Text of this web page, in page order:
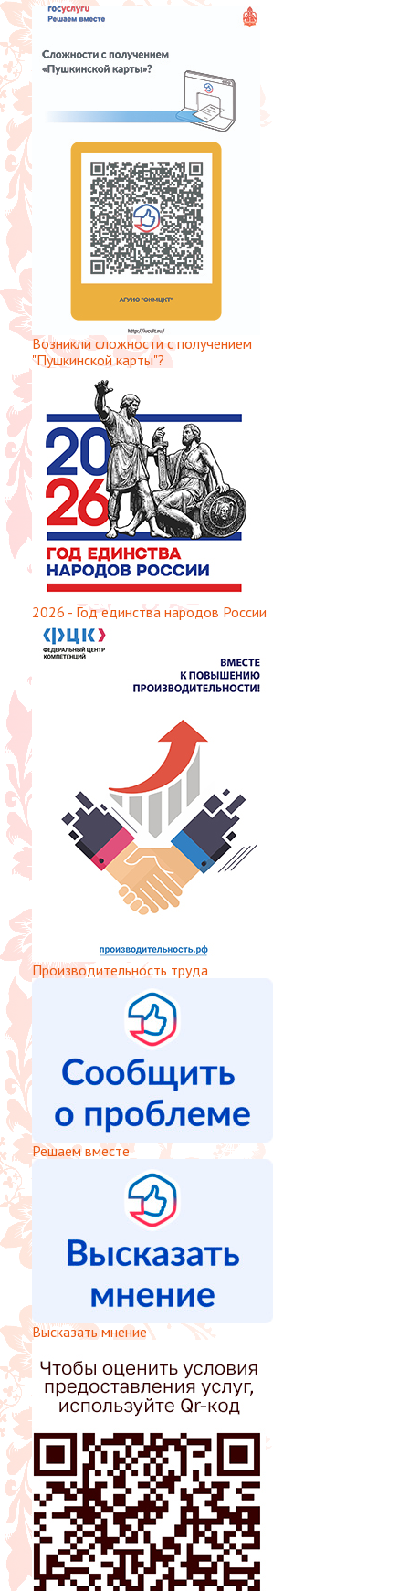
Возникли сложности с получением
"Пушкинской карты"?
2026 - Год единства народов России
Производительность труда
Решаем вместе
Высказать мнение